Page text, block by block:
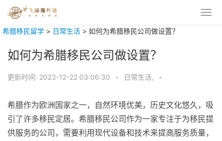
希腊移民留学 > 日常生活 > 如何为希腊移民公司做设置？
如何为希腊移民公司做设置？
更新时间: 2023-12-22 03:06:30 • 日常生活, •
希腊作为欧洲国家之一，自然环境优美，历史文化悠久，吸
引了许多移民定居。希腊移民公司作为一家专注于为移民提
供服务的公司，需要利用现代设备和技术来提高服务质量，